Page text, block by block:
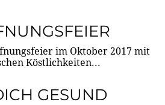
im Oktober 2017 mit
Köstlichkeiten...
GESUND